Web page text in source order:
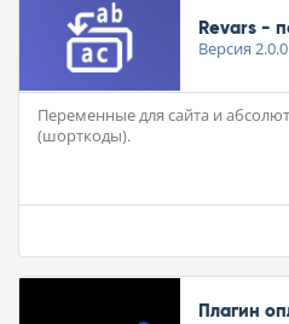
Revars -
Версия 2.0.0
Переменные для сайта и
(шорткоды).
Плагин